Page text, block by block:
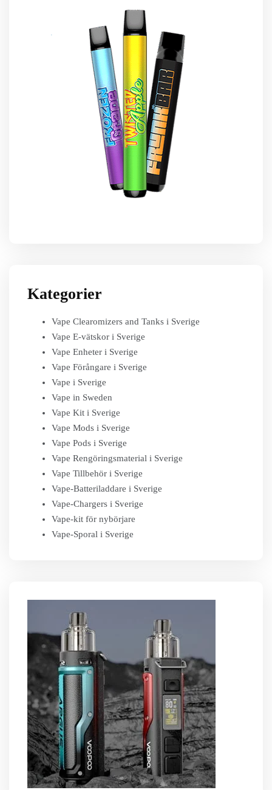
Kategorier
Vape Clearomizers and Tanks i Sverige
Vape E-vätskor i Sverige
Vape Enheter i Sverige
Vape Förångare i Sverige
Vape i Sverige
Vape in Sweden
Vape Kit i Sverige
Vape Mods i Sverige
Vape Pods i Sverige
Vape Rengöringsmaterial i Sverige
Vape Tillbehör i Sverige
Vape-Batteriladdare i Sverige
Vape-Chargers i Sverige
Vape-kit för nybörjare
Vape-Sporal i Sverige